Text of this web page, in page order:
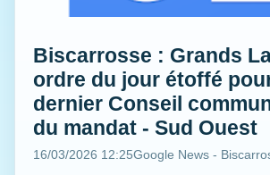
Biscarrosse : Grands
ordre du jour étoffé
dernier Conseil
du mandat - Sud Ouest
16/03/2026 12:25Google News -